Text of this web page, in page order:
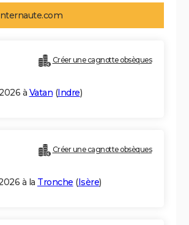
Créer une cagnotte obsèques
à Vatan (Indre)
Créer une cagnotte obsèques
à la Tronche (Isère)